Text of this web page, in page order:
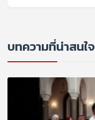
บทความที่น่าสนใจ